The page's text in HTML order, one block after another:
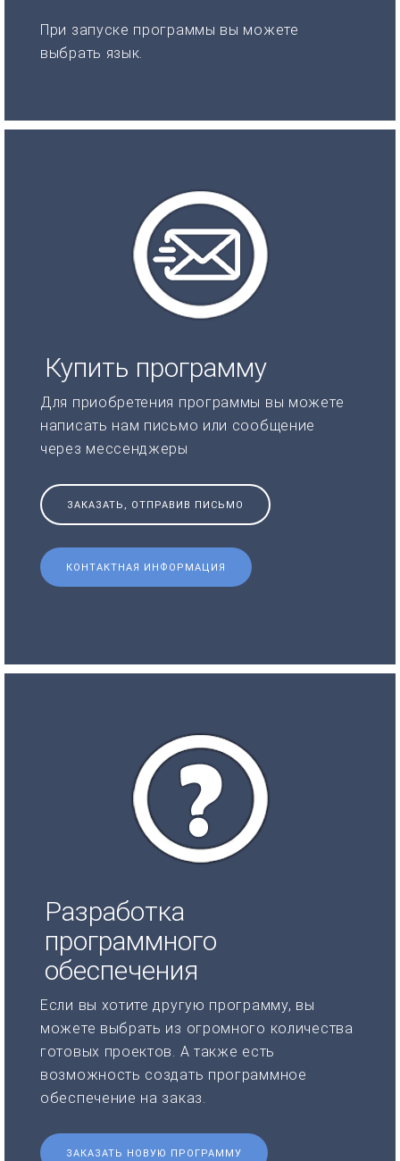
При запуске программы вы можете
выбрать язык.
Купить программу
Для приобретения программы вы можете
написать нам письмо или сообщение
через мессенджеры
ЗАКАЗАТЬ, ОТПРАВИВ ПИСЬМО
КОНТАКТНАЯ ИНФОРМАЦИЯ
Разработка
программного
обеспечения
Если вы хотите другую программу, вы
можете выбрать из огромного количества
готовых проектов. А также есть
возможность создать программное
обеспечение на заказ.
ЗАКАЗАТЬ НОВУЮ ПРОГРАММУ